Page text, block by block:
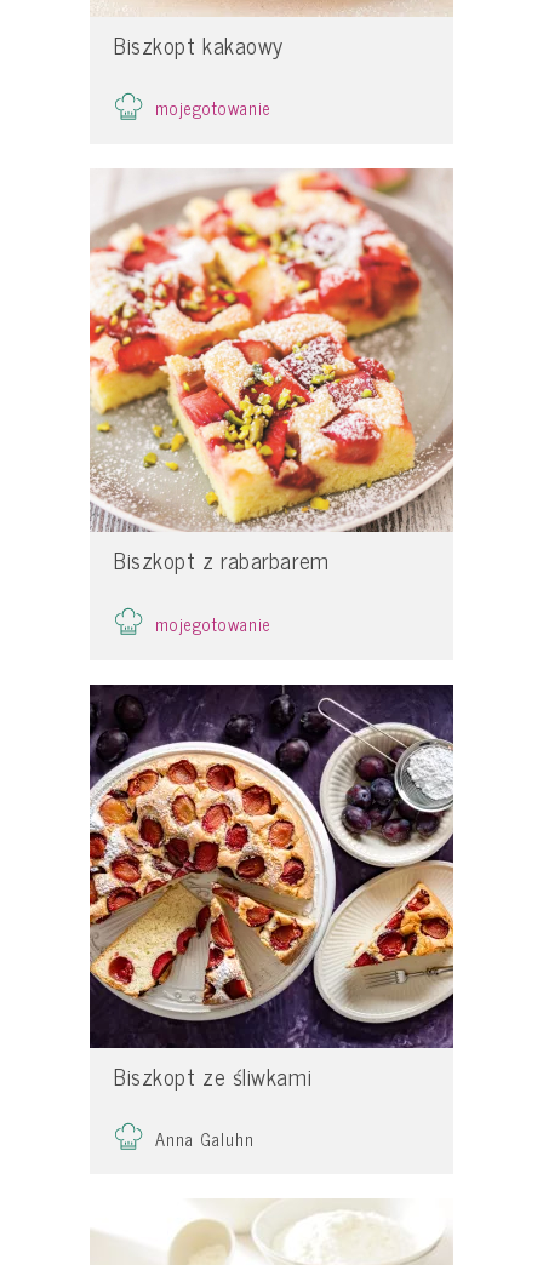
Biszkopt kakaowy
mojegotowanie
Biszkopt z rabarbarem
mojegotowanie
Biszkopt ze śliwkami
Anna Galuhn